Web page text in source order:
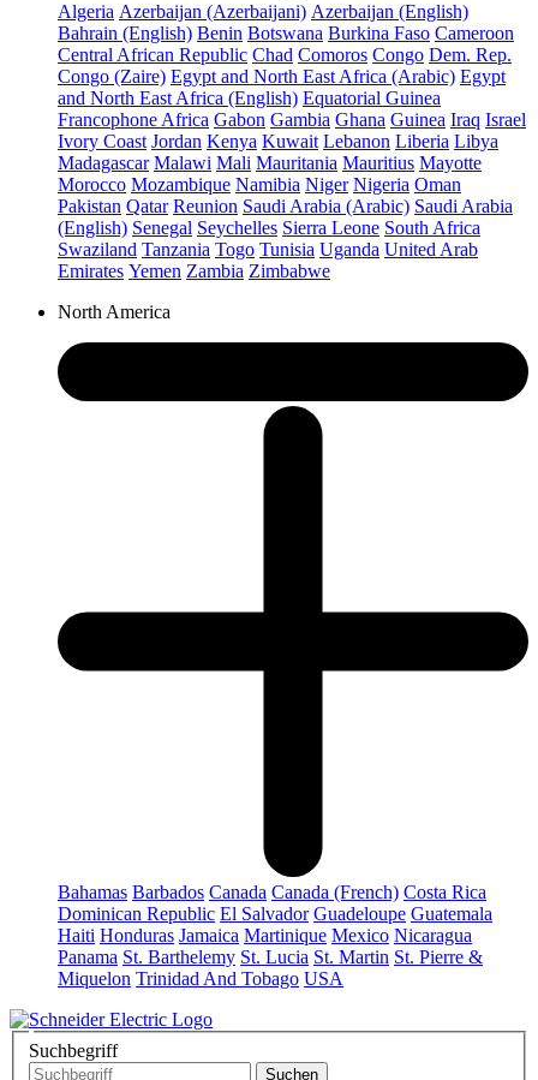
Algeria Azerbaijan (Azerbaijani) Azerbaijan (English)
Bahrain (English) Benin Botswana Burkina Faso Cameroon
Central African Republic Chad Comoros Congo Dem. Rep.
Congo (Zaire) Egypt and North East Africa (Arabic) Egypt
and North East Africa (English) Equatorial Guinea
Francophone Africa Gabon Gambia Ghana Guinea Iraq Israel
Ivory Coast Jordan Kenya Kuwait Lebanon Liberia Libya
Madagascar Malawi Mali Mauritania Mauritius Mayotte
Morocco Mozambique Namibia Niger Nigeria Oman
Pakistan Qatar Reunion Saudi Arabia (Arabic) Saudi Arabia
(English) Senegal Seychelles Sierra Leone South Africa
Swaziland Tanzania Togo Tunisia Uganda United Arab
Emirates Yemen Zambia Zimbabwe
North America
Bahamas Barbados Canada Canada (French) Costa Rica
Dominican Republic El Salvador Guadeloupe Guatemala
Haiti Honduras Jamaica Martinique Mexico Nicaragua
Panama St. Barthelemy St. Lucia St. Martin St. Pierre &
Miquelon Trinidad And Tobago USA
Suchbegriff